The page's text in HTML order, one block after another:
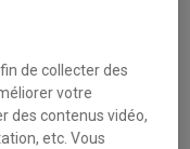
suivantes sont des
revus selon les
de collecter des
votre
des contenus vidéo,
etc. Vous